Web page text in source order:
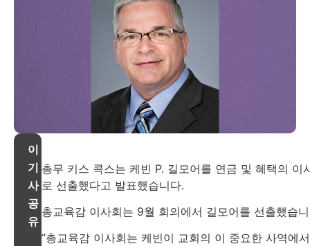
이
기
사
공
유
총무 키스 콕스는 케빈 P. 길모어를 연금 및 혜택의 이
로 선출했다고 발표했습니다.
총교육감 이사회는 9월 회의에서 길모어를 선출했습
“총교육감 이사회는 케빈이 교회의 이 중요한 사역에서